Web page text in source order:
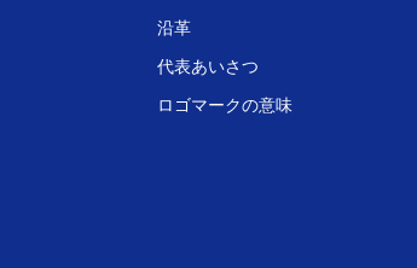
沿革
代表あいさつ
ロゴマークの意味